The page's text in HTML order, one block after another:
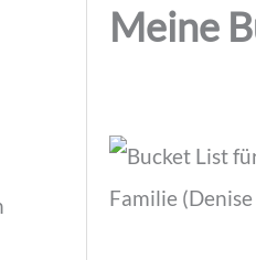
Meine